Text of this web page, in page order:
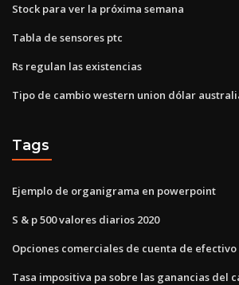
Stock para ver la próxima semana
Tabla de sensores ptc
Rs regulan las existencias
Tipo de cambio western union dólar
Tags
Ejemplo de organigrama en powerpoint
S & p 500 valores diarios 2020
Opciones comerciales de cuenta de efectivo
Tasa impositiva pa sobre las ganancias del